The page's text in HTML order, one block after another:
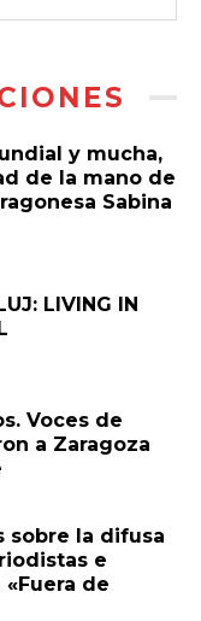
y mucha,
de la mano de
Sabina
LIVING IN
Voces de
a Zaragoza
sobre la difusa
e
de